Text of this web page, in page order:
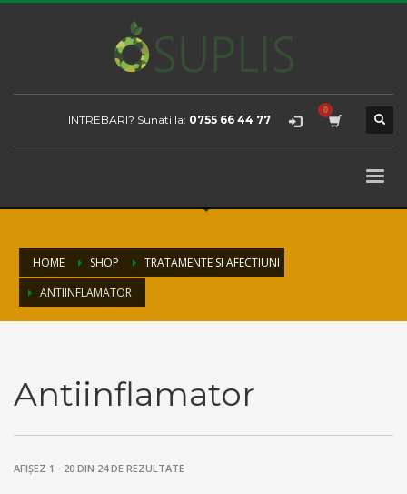
INTREBARI? Sunati la: 0755 66 44 77
HOME SHOP
TRATAMENTE SI AFECTIUNI
ANTIINFLAMATOR
Antiinflamator
AFIȘEZ 1 - 20 DIN 24 DE REZULTATE